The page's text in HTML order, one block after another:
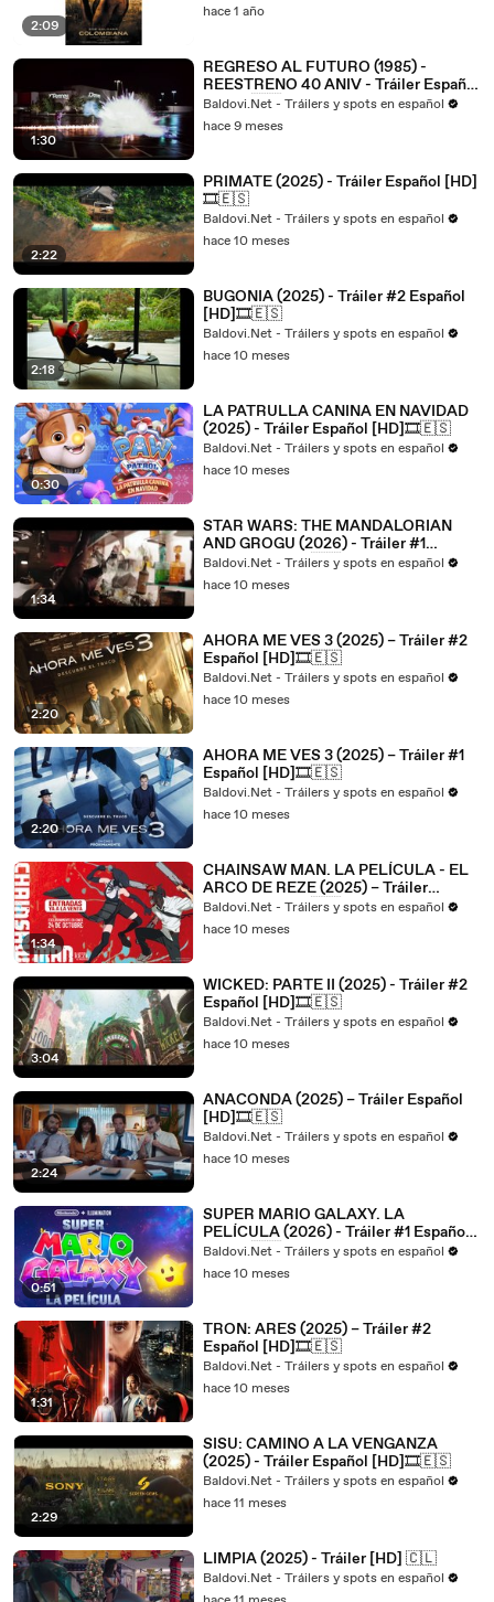
2:09
hace 1 año
1:30
REGRESO AL FUTURO (1985) -
REESTRENO 40 ANIV - Tráiler Español
[HD]🎞️🇪🇸
Baldovi.Net - Tráilers y spots en español
hace 9 meses
2:22
PRIMATE (2025) - Tráiler Español [HD]
🎞️🇪🇸
Baldovi.Net - Tráilers y spots en español
hace 10 meses
2:18
BUGONIA (2025) - Tráiler #2 Español
[HD]🎞️🇪🇸
Baldovi.Net - Tráilers y spots en español
hace 10 meses
0:30
LA PATRULLA CANINA EN NAVIDAD
(2025) - Tráiler Español [HD]🎞️🇪🇸
Baldovi.Net - Tráilers y spots en español
hace 10 meses
1:34
STAR WARS: THE MANDALORIAN
AND GROGU (2026) - Tráiler #1
Español [HD]🎞️🇪🇸
Baldovi.Net - Tráilers y spots en español
hace 10 meses
2:20
AHORA ME VES 3 (2025) – Tráiler #2
Español [HD]🎞️🇪🇸
Baldovi.Net - Tráilers y spots en español
hace 10 meses
2:20
AHORA ME VES 3 (2025) – Tráiler #1
Español [HD]🎞️🇪🇸
Baldovi.Net - Tráilers y spots en español
hace 10 meses
1:34
CHAINSAW MAN. LA PELÍCULA - EL
ARCO DE REZE (2025) – Tráiler
Español [HD]🎞️🇪🇸
Baldovi.Net - Tráilers y spots en español
hace 10 meses
3:04
WICKED: PARTE II (2025) - Tráiler #2
Español [HD]🎞️🇪🇸
Baldovi.Net - Tráilers y spots en español
hace 10 meses
2:24
ANACONDA (2025) – Tráiler Español
[HD]🎞️🇪🇸
Baldovi.Net - Tráilers y spots en español
hace 10 meses
0:51
SUPER MARIO GALAXY. LA
PELÍCULA (2026) - Tráiler #1 Español
[HD]🎞️🇪🇸
Baldovi.Net - Tráilers y spots en español
hace 10 meses
1:31
TRON: ARES (2025) – Tráiler #2
Español [HD]🎞️🇪🇸
Baldovi.Net - Tráilers y spots en español
hace 10 meses
2:29
SISU: CAMINO A LA VENGANZA
(2025) - Tráiler Español [HD]🎞️🇪🇸
Baldovi.Net - Tráilers y spots en español
hace 11 meses
LIMPIA (2025) - Tráiler [HD] 🇨🇱
Baldovi.Net - Tráilers y spots en español